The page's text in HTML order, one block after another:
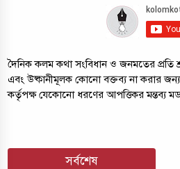
দৈনিক কলম কথা সংবিধান ও জনমতের প্রতি
এবং উষ্কানীমূলক কোনো বক্তব্য না করার
কর্তৃপক্ষ যেকোনো ধরণের আপত্তিকর মন্তব্য
সর্বশেষ